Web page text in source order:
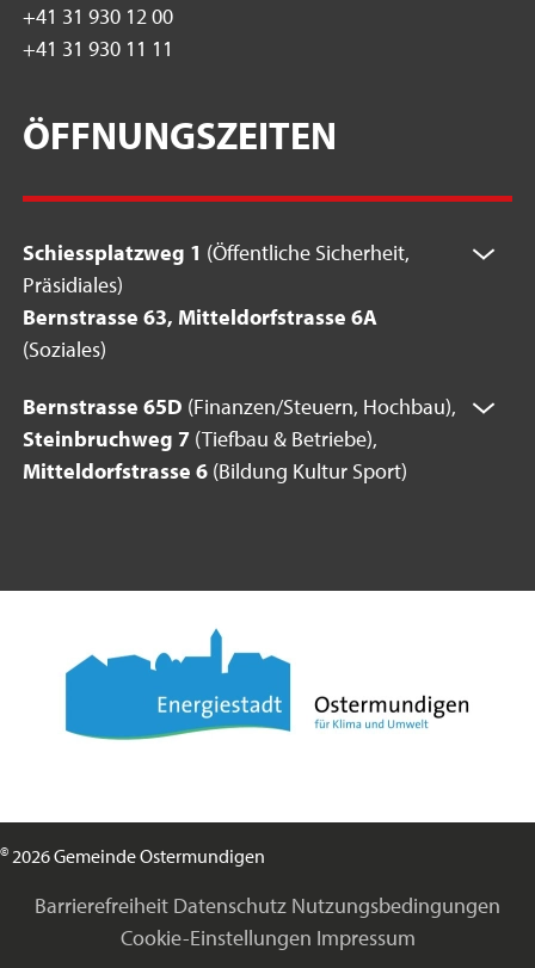
+41 31 930 12 00
+41 31 930 11 11
ÖFFNUNGSZEITEN
Schiessplatzweg 1 (Öffentliche Sicherheit,
Präsidiales)
Bernstrasse 63, Mitteldorfstrasse 6A
(Soziales)
Bernstrasse 65D (Finanzen/Steuern, Hochbau),
Steinbruchweg 7 (Tiefbau & Betriebe),
Mitteldorfstrasse 6 (Bildung Kultur Sport)
© 2026 Gemeinde Ostermundigen
Barrierefreiheit Datenschutz Nutzungsbedingungen
Cookie-Einstellungen Impressum